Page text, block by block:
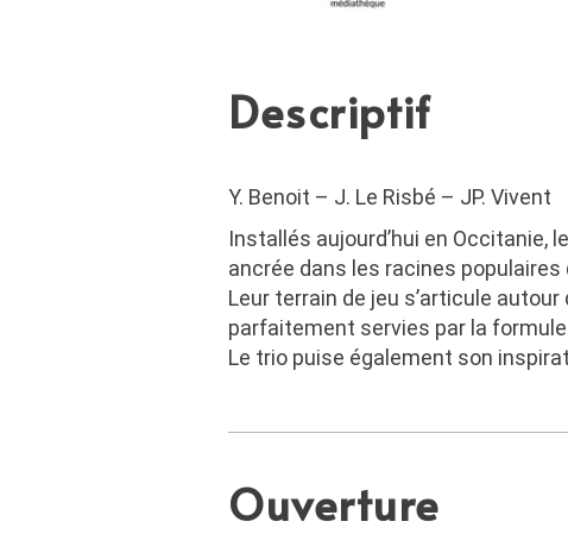
Descriptif
Y. Benoit – J. Le Risbé – JP. Vivent
Installés aujourd’hui en
ancrée dans les racines populaires
Leur terrain de jeu s’articule
parfaitement servies par la
Le trio puise également son
Ouverture